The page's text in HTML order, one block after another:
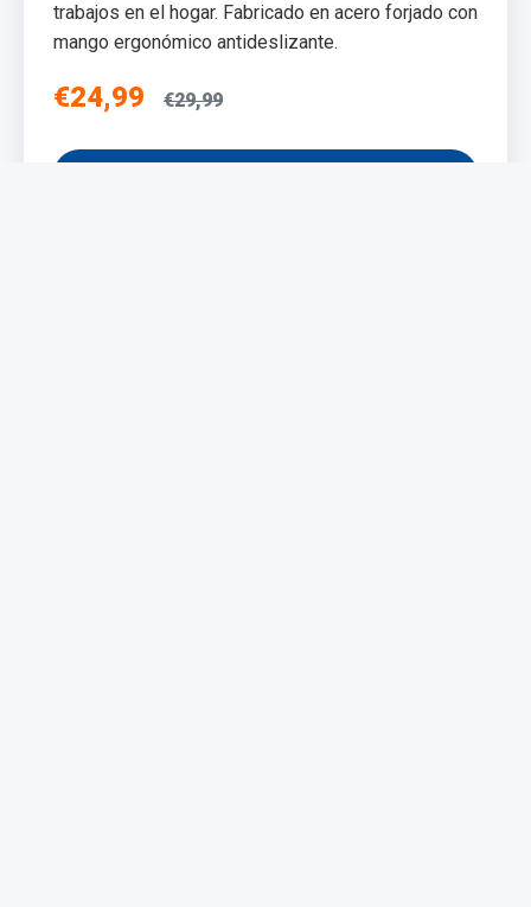
trabajos en el hogar. Fabricado en acero forjado con
mango ergonómico antideslizante.
€24,99 €29,99